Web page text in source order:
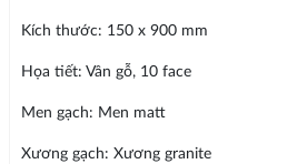
Kích thước: 150 x 900 mm
Họa tiết: Vân gỗ, 10 face
Men gạch: Men matt
Xương gạch: Xương granite